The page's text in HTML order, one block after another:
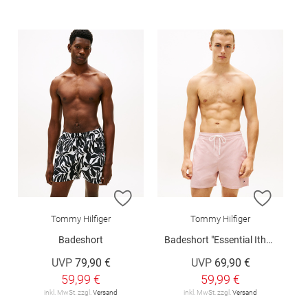
ZUR WUNSCHLISTE HINZUFÜGEN
Tommy Hilfiger
Badeshort
UVP 79,90 €
59,99 €
inkl. MwSt. zzgl.Versand
ZUR
Tommy Hilfiger
Badeshort "Essential Ithaca Stripe Mid Length Swim Shorts"
UVP 69,90 €
59,99 €
inkl. MwSt. zzgl.Versand